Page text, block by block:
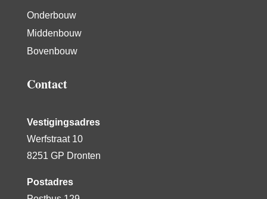
Onderbouw
Middenbouw
Bovenbouw
Contact
Vestigingsadres
Werfstraat 10
8251 GP Dronten
Postadres